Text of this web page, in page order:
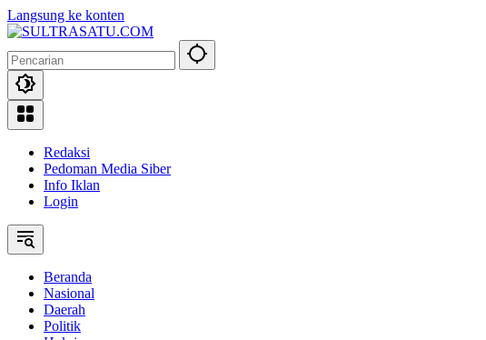
Langsung ke konten
Redaksi
Pedoman Media Siber
Info Iklan
Login
Beranda
Nasional
Daerah
Politik